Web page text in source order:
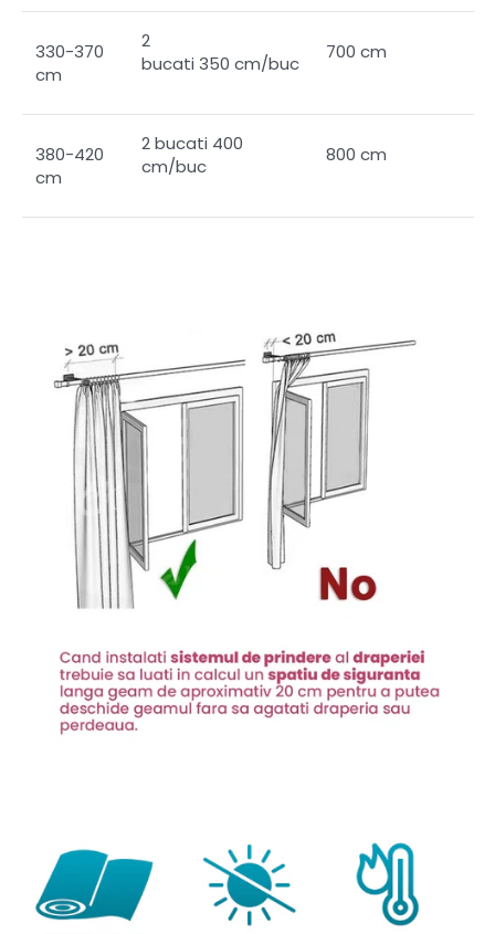
330-370
cm
2
bucati 350 cm/buc
700 cm
380-420
cm
2 bucati 400
cm/buc
800 cm